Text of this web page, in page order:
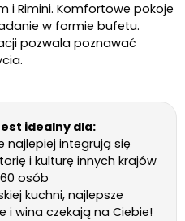
i Rimini. Komfortowe pokoje
w formie bufetu.
pozwala poznawać
idealny dla:
najlepiej integrują się
i kulturę innych krajów
osób
kuchni, najlepsze
i wina czekają na Ciebie!